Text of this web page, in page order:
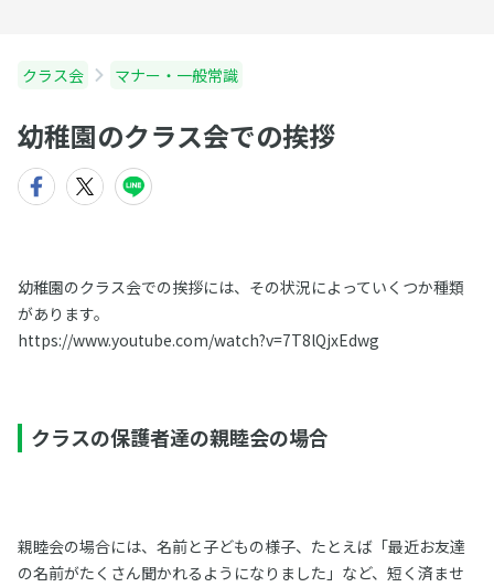
クラス会 マナー・一般常識
幼稚園のクラス会での挨拶
幼稚園のクラス会での挨拶には、その状況によっていくつか種類
があります。
https://www.youtube.com/watch?v=7T8lQjxEdwg
クラスの保護者達の親睦会の場合
親睦会の場合には、名前と子どもの様子、たとえば「最近お友達
の名前がたくさん聞かれるようになりました」など、短く済ませ